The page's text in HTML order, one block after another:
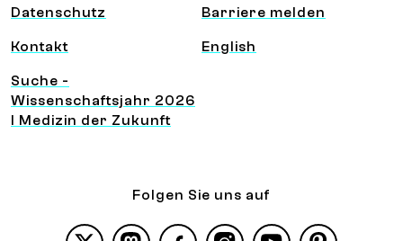
Datenschutz Barriere melden
Kontakt English
Suche -
Wissenschaftsjahr 2026
I Medizin der Zukunft
Folgen Sie uns auf